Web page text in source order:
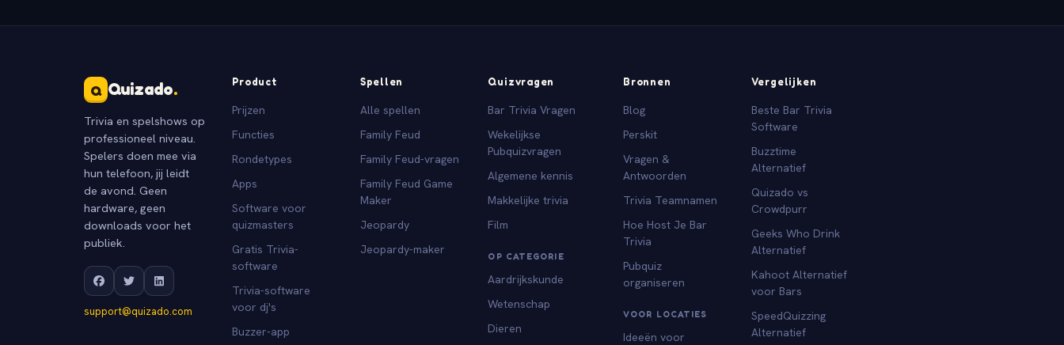
Q Quizado.
Trivia en spelshows op
professioneel niveau.
Spelers doen mee via
hun telefoon, jij leidt
de avond. Geen
hardware, geen
downloads voor het
publiek.
support@quizado.com
Product
Prijzen
Functies
Rondetypes
Apps
Software voor
quizmasters
Gratis Trivia-
software
Trivia-software
voor dj's
Buzzer-app
Spellen
Alle spellen
Family Feud
Family Feud-vragen
Family Feud Game
Maker
Jeopardy
Jeopardy-maker
Quizvragen
Bar Trivia Vragen
Wekelijkse
Pubquizvragen
Algemene kennis
Makkelijke trivia
Film
OP CATEGORIE
Aardrijkskunde
Wetenschap
Dieren
Bronnen
Blog
Perskit
Vragen &
Antwoorden
Trivia Teamnamen
Hoe Host Je Bar
Trivia
Pubquiz
organiseren
VOOR LOCATIES
Ideeën voor
Vergelijken
Beste Bar Trivia
Software
Buzztime
Alternatief
Quizado vs
Crowdpurr
Geeks Who Drink
Alternatief
Kahoot Alternatief
voor Bars
SpeedQuizzing
Alternatief